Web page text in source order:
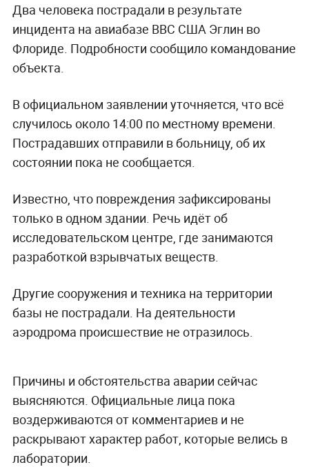
Два человека пострадали в результате
инцидента на авиабазе ВВС США Эглин во
Флориде. Подробности сообщило командование
объекта.
В официальном заявлении уточняется, что всё
случилось около 14:00 по местному времени.
Пострадавших отправили в больницу, об их
состоянии пока не сообщается.
Известно, что повреждения зафиксированы
только в одном здании. Речь идёт об
исследовательском центре, где занимаются
разработкой взрывчатых веществ.
Другие сооружения и техника на территории
базы не пострадали. На деятельности
аэродрома происшествие не отразилось.
Причины и обстоятельства аварии сейчас
выясняются. Официальные лица пока
воздерживаются от комментариев и не
раскрывают характер работ, которые велись в
лаборатории.